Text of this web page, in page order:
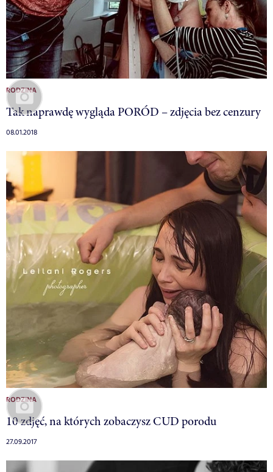
RODZINA
Tak naprawdę wygląda PORÓD – zdjęcia bez cenzury
08.01.2018
RODZINA
10 zdjęć, na których zobaczysz CUD porodu
27.09.2017